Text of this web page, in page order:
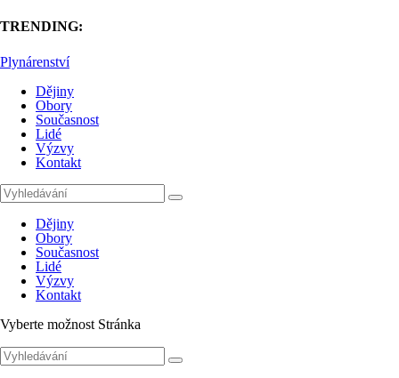
TRENDING:
Plynárenství
Dějiny
Obory
Současnost
Lidé
Výzvy
Kontakt
Dějiny
Obory
Současnost
Lidé
Výzvy
Kontakt
Vyberte možnost Stránka